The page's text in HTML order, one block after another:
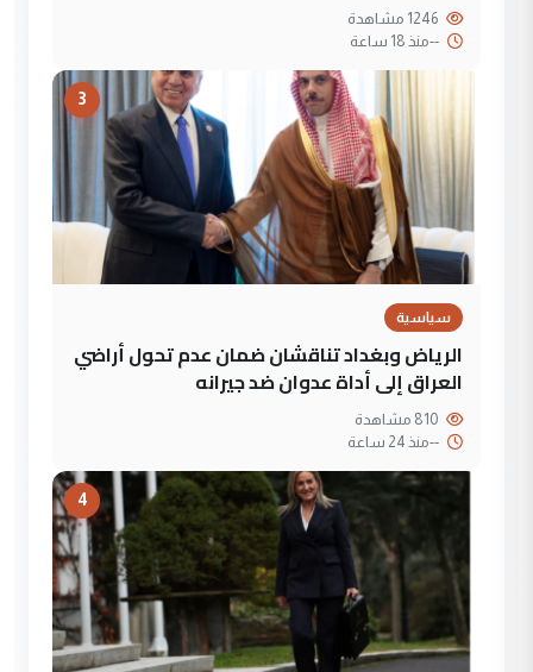
--منذ 18 ساعة
3
سياسية
الرياض وبغداد تناقشان ضمان عدم تحول أراضي
العراق إلى أداة عدوان ضد جيرانه
--منذ 24 ساعة
4